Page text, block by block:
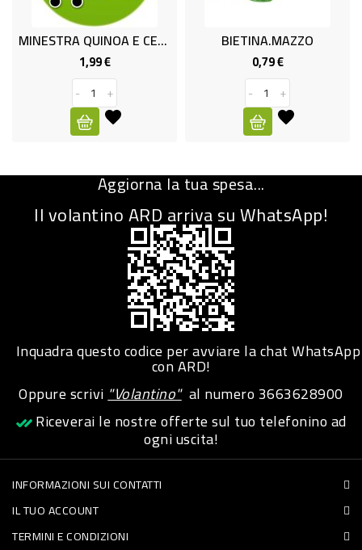
DETERGENTI
SUPERFICI
ACCESSORI
SANITARI
IGIENE
PETS
ACCESSORI
PET
FOOD
MINESTRA QUINOA E CECI GR.310
1,99 €Prezzo
-
+
BIETINA.MAZZO
0,79 €Prezzo
-
+
Aggiorna la tua spesa...
Il volantino ARD arriva su WhatsApp!
Inquadra questo codice per avviare la chat WhatsApp
con ARD!
Oppure scrivi"Volantino"al numero3663628900
Riceverai le nostre offerte sul tuo telefonino ad
ogni uscita!
INFORMAZIONI SUI CONTATTI
IL TUO ACCOUNT
TERMINI E CONDIZIONI